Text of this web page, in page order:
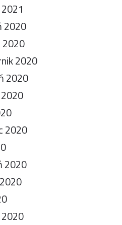
2020
2020
2020
2020
2020
2020